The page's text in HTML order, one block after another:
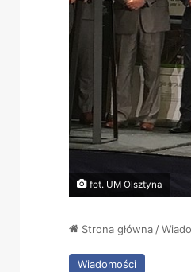
fot. UM Olsztyna
Strona główna/
Wiadomości